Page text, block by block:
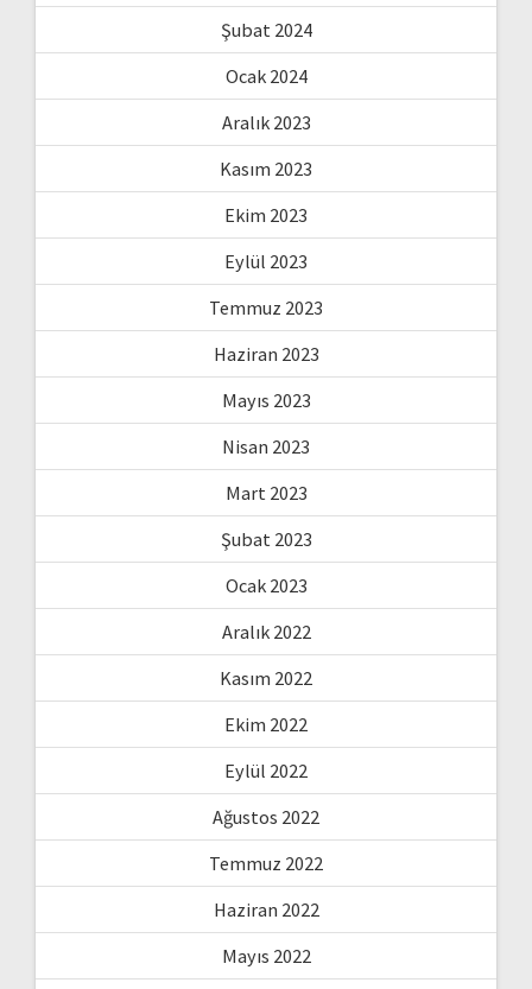
Şubat 2024
Ocak 2024
Aralık 2023
Kasım 2023
Ekim 2023
Eylül 2023
Temmuz 2023
Haziran 2023
Mayıs 2023
Nisan 2023
Mart 2023
Şubat 2023
Ocak 2023
Aralık 2022
Kasım 2022
Ekim 2022
Eylül 2022
Ağustos 2022
Temmuz 2022
Haziran 2022
Mayıs 2022